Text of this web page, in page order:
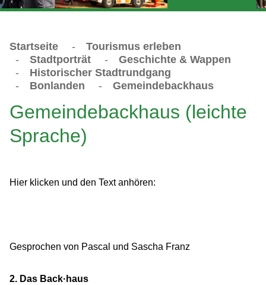
Startseite -
Tourismus erleben
-
Stadtporträt -
Geschichte & Wappen
-
Historischer Stadtrundgang
-
Bonlanden - Gemeindebackhaus
Gemeindebackhaus (leichte
Sprache)
Hier klicken und den Text anhören:
Gesprochen von Pascal und Sascha Franz
2. Das Back·haus